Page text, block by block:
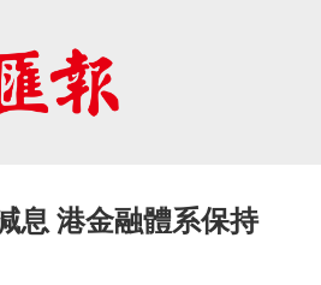
息 港金融體系保持